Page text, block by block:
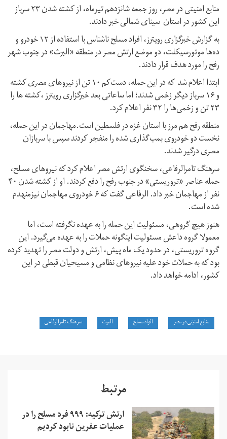
منابع امنیتی در مصر، روز جمعه شانزدهم تیرماه، از کشته شدن ۲۳ سرباز
این کشور در استان سینای شمالی خبر دادند.
به گزارش خبرگزاری رویترز، افراد مسلح ناشناس با استفاده از ۱۲ خودرو و
ده‌ها موتورسیکلت، دو موضع ارتش مصر در منطقه «البرث» در جنوب شهر
رفح را مورد هدف قرار دادند.
ابتدا اعلام شد که در این حمله، دست‌کم ۱۰ تن از نیروهای مصری کشته
و ۱۶ سرباز دیگر زخمی شدند؛ اما ساعاتی بعد خبرگزاری رویترز ،کشته ها را
۲۳ تن و زخمی‌ها را ۳۲ نفر اعلام کرد.
منطقه رفح هم مرز با استان غزه در فلسطین است.مهاجمان در این حمله،
نخست دو خودروی بمب‌گذاری شده را منفجر کردند سپس با سربازان
مصری درگیر شدند.
سرهنگ تامرالرفاعی، سخنگوی ارتش مصر اعلام کرد که نیروهای مسلح،
حمله عناصر «تروریستی» در جنوب رفح را دفع کردند. او از کشته شدن ۴۰
نفر از مهاجمان خبر داد. الرفاعی گفت که ۶ خودروی مهاجمان نیزمنهدم
شده است.
هنوز هیچ گروهی، مسئولیت این حمله را به عهده نگرفته است، اما
معمولا گروه داعش مسئولیت اینگونه حملات را به عهده می‌گیرد. این
گروه تروریستی، در حدود یک ماه پیش، ارتش و دولت مصر را تهدید کرده
بود که به حملات خود علیه نیروهای نظامی و مسیحیان قبطی در این
کشور، ادامه خواهد داد.
منابع امنیتی در مصر افراد مسلح البرث سرهنگ تامرالرفاعی
مرتبط
ارتش ترکیه: ۹۹۹ فرد مسلح را در
عملیات عفرین نابود کردیم